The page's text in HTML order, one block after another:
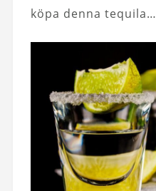
köpa denna tequila…